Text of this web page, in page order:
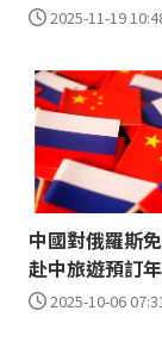
2025-11-19
中國對俄羅斯
赴中旅遊預訂
2025-10-06